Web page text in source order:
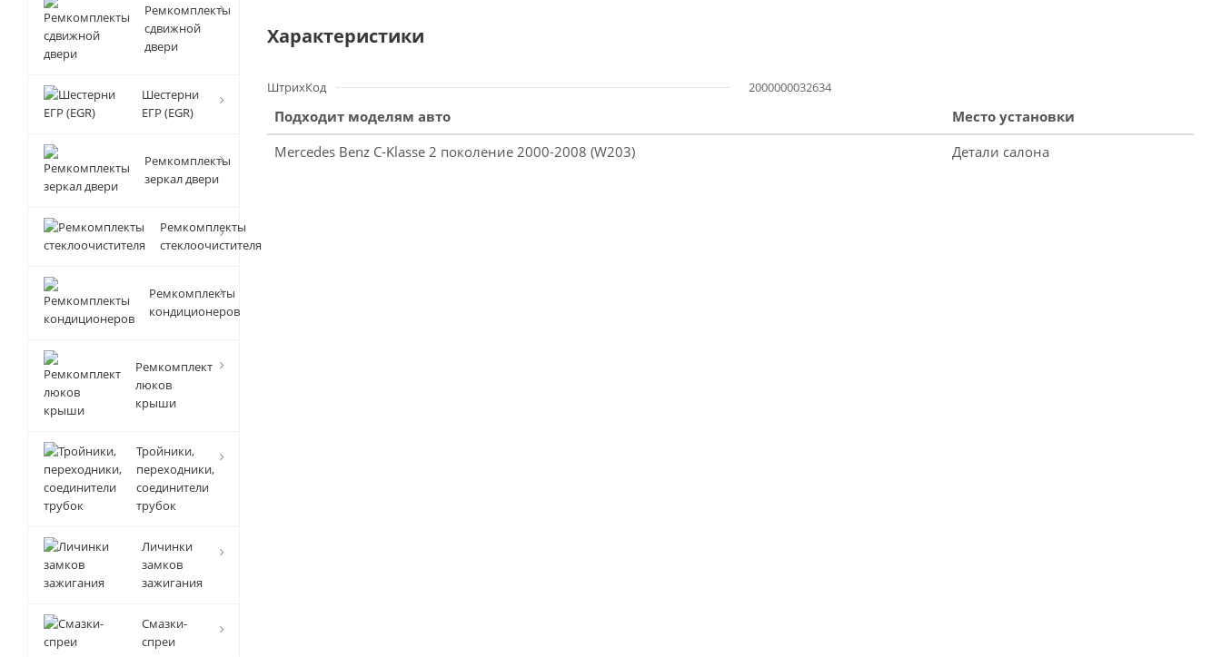
Ремкомплекты
сдвижной
двери
Шестерни
ЕГР (EGR)
Ремкомплекты
зеркал двери
Ремкомплекты
стеклоочистителя
Ремкомплекты
кондиционеров
Ремкомплект
люков
крыши
Тройники,
переходники,
соединители
трубок
Личинки
замков
зажигания
Смазки-
спреи
Характеристики
ШтрихКод 2000000032634
Подходит моделям авто
Место установки
Mercedes Benz C-Klasse 2 поколение 2000-2008 (W203)
Детали салона